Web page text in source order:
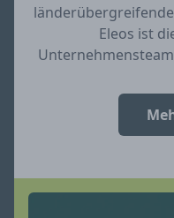
Eleos ist